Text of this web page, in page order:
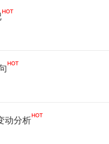
动分析